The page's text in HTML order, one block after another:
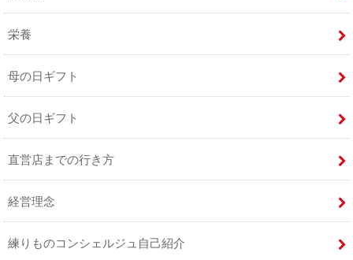
栄養
母の日ギフト
父の日ギフト
直営店までの行き方
経営理念
練りものコンシェルジュ自己紹介